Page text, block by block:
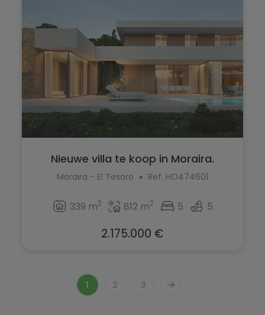
Nieuwe villa te koop in Moraira.
Moraira - El Tesoro Ref. HO474601
339 m2 812 m2 5 5
2.175.000 €
1 2 3